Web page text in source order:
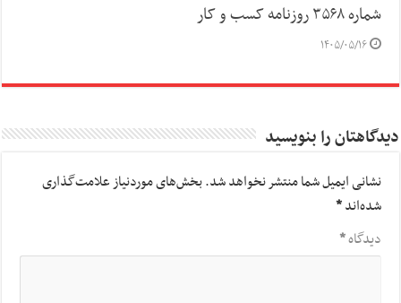
شماره ۳۵۶۸ روزنامه کسب و کار
۱۴۰۵/۰۵/۱۶
دیدگاهتان را بنویسید
نشانی ایمیل شما منتشر نخواهد شد.بخش‌های موردنیاز علامت‌گذاری
شده‌اند*
دیدگاه*